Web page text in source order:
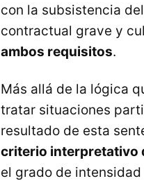
con la subsistencia
contractual grave y
ambos requisitos.
Más allá de la lógica
tratar situaciones
resultado de esta
criterio interpretativo
el grado de